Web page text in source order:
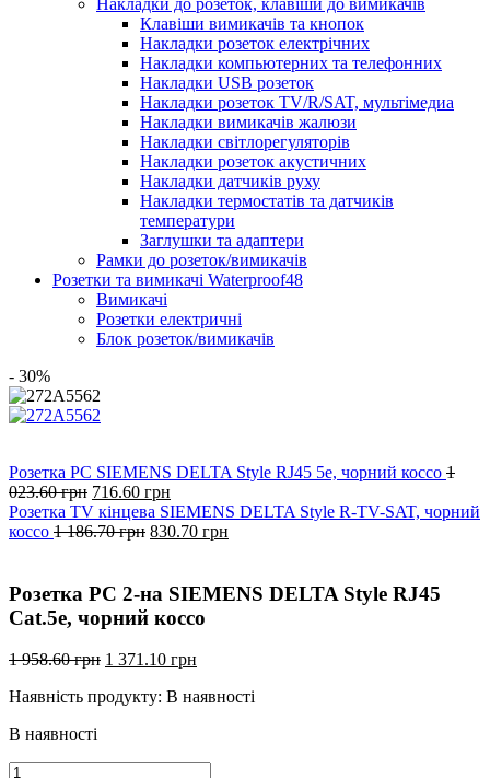
Накладки до розеток, клавіши до вимикачів
Клавіши вимикачів та кнопок
Накладки розеток електрічних
Накладки компьютерних та телефонних
Накладки USB розеток
Накладки розеток TV/R/SAT, мультімедиа
Накладки вимикачів жалюзи
Накладки світлорегуляторів
Накладки розеток акустичних
Накладки датчиків руху
Накладки термостатів та датчиків
температури
Заглушки та адаптери
Рамки до розеток/вимикачів
Розетки та вимикачі Waterproof48
Вимикачі
Розетки електричні
Блок розеток/вимикачів
- 30%
Розетка РС SIEMENS DELTA Style RJ45 5e, чорний коссо 1
023.60грн Оригінальна
ціна:
1
716.60 грн
ціна:
716.60
Розетка TV кінцева SIEMENS DELTA Style R-TV-SAT, чорний
коссо 1 186.70грн Оригінальна
186.70
830.70 грн
грн.
Розетка РС 2-на SIEMENS DELTA Style RJ45
Cat.5e, чорний коссо
1 958.60грн Оригінальна
1
1 371.10 грн
1
Наявність продукту: В наявності
В наявності
Розетка